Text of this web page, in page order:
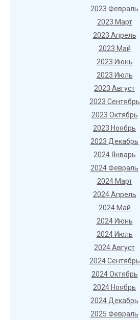
2023 Февраль
2023 Март
2023 Апрель
2023 Май
2023 Июнь
2023 Июль
2023 Август
2023 Сентябрь
2023 Октябрь
2023 Ноябрь
2023 Декабрь
2024 Январь
2024 Февраль
2024 Март
2024 Апрель
2024 Май
2024 Июнь
2024 Июль
2024 Август
2024 Сентябрь
2024 Октябрь
2024 Ноябрь
2024 Декабрь
2025 Февраль